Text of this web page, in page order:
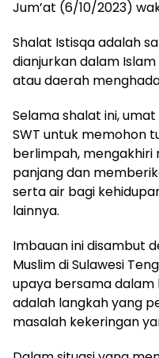
Jum’at (6/10/2023)
Shalat Istisqa adalah
dianjurkan dalam
atau daerah
Selama shalat ini,
SWT untuk memohon
berlimpah, mengakhiri
panjang dan
serta air bagi
lainnya.
Imbauan ini disambut
Muslim di Sulawesi
upaya bersama
adalah langkah yang
masalah kekeringan